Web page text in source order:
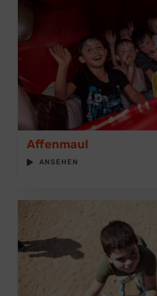
Affenmaul
ANSEHEN